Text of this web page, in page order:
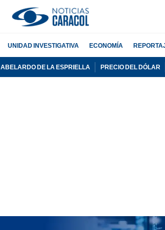
UNIDAD INVESTIGATIVA ECONOMÍA
ABELARDO DE LA ESPRIELLA PRECIO DEL DÓLAR